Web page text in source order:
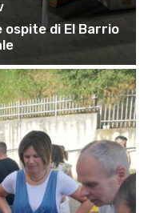
di El Barrio